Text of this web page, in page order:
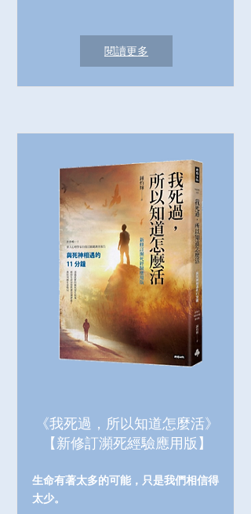
閱讀更多
《我死過，所以知道怎麼活》
【新修訂瀕死經驗應用版】
生命有著太多的可能，只是我們相信得
太少。